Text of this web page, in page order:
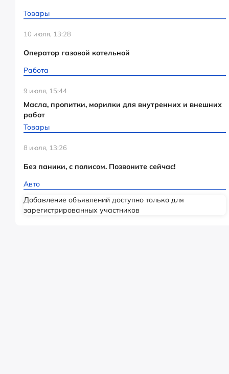
Товары
10 июля, 13:28
Оператор газовой котельной
Работа
9 июля, 15:44
Масла, пропитки, морилки для внутренних и внешних
работ
Товары
8 июля, 13:26
Без паники, с полисом. Позвоните сейчас!
Авто
Добавление объявлений доступно только для
зарегистрированных участников